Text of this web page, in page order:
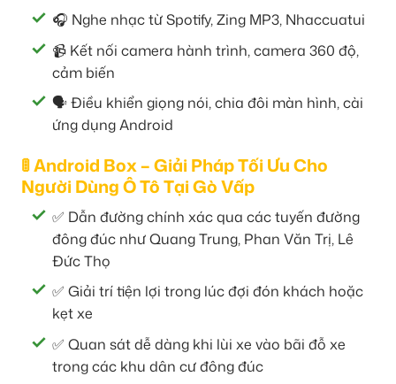
🎧 Nghe nhạc từ Spotify, Zing MP3, Nhaccuatui
📹 Kết nối camera hành trình, camera 360 độ,
cảm biến
🗣️ Điều khiển giọng nói, chia đôi màn hình, cài
ứng dụng Android
🚦 Android Box – Giải Pháp Tối Ưu Cho
Người Dùng Ô Tô Tại Gò Vấp
✅ Dẫn đường chính xác qua các tuyến đường
đông đúc như Quang Trung, Phan Văn Trị, Lê
Đức Thọ
✅ Giải trí tiện lợi trong lúc đợi đón khách hoặc
kẹt xe
✅ Quan sát dễ dàng khi lùi xe vào bãi đỗ xe
trong các khu dân cư đông đúc